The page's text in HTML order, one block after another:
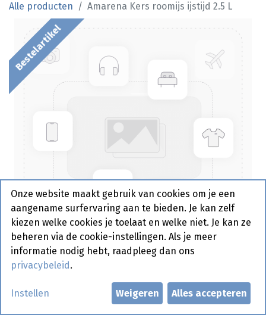
Alle producten Amarena Kers roomijs ijstijd 2.5 L
Bestelartikel
Amarena Kers roomijs ijstijd 2.5
L
Onze website maakt gebruik van cookies om je een
aangename surfervaring aan te bieden. Je kan zelf
kiezen welke cookies je toelaat en welke niet. Je kan ze
beheren via de cookie-instellingen. Als je meer
informatie nodig hebt, raadpleeg dan ons
privacybeleid .
Instellen Weigeren Alles accepteren